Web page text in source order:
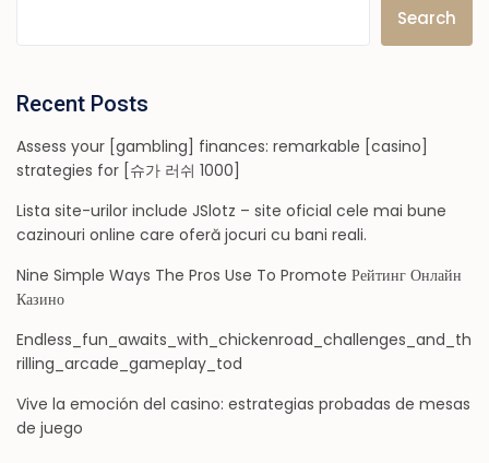
Search
Recent Posts
Assess your [gambling] finances: remarkable [casino]
strategies for [슈가 러쉬 1000]
Lista site-urilor include JSlotz – site oficial cele mai bune
cazinouri online care oferă jocuri cu bani reali.
Nine Simple Ways The Pros Use To Promote Рейтинг Онлайн
Казино
Endless_fun_awaits_with_chickenroad_challenges_and_th
rilling_arcade_gameplay_tod
Vive la emoción del casino: estrategias probadas de mesas
de juego